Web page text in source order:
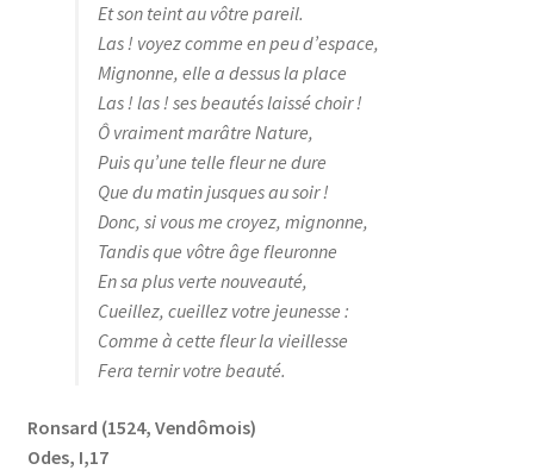
Et son teint au vôtre pareil.
Las ! voyez comme en peu d’espace,
Mignonne, elle a dessus la place
Las ! las ! ses beautés laissé choir !
Ô vraiment marâtre Nature,
Puis qu’une telle fleur ne dure
Que du matin jusques au soir !
Donc, si vous me croyez, mignonne,
Tandis que vôtre âge fleuronne
En sa plus verte nouveauté,
Cueillez, cueillez votre jeunesse :
Comme à cette fleur la vieillesse
Fera ternir votre beauté.
Ronsard (1524, Vendômois)
Odes, I,17